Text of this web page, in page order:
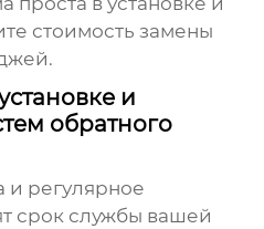
стоимость замены
и
обратного
и регулярное
срок службы вашей